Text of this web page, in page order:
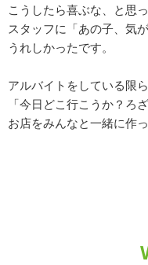
こうしたら喜ぶな、と思
スタッフに「あの子、気
うれしかったです。
アルバイトをしている限
「今日どこ行こうか？ろ
お店をみんなと一緒に作